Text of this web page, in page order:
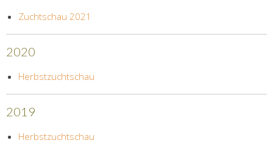
Zuchtschau 2021
2020
Herbstzuchtschau
2019
Herbstzuchtschau